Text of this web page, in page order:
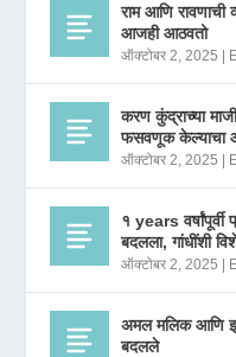
राम आणि रावणाची
आजही आठवतो
ऑक्टोबर 2, 2025 |
करण कुंद्राच्या
फसवणूक केल्याचा
ऑक्टोबर 2, 2025 |
१ years वर्षांपूर्वी
बदलला, गांधींशी
ऑक्टोबर 2, 2025 |
अमल मलिक आणि
बदलले